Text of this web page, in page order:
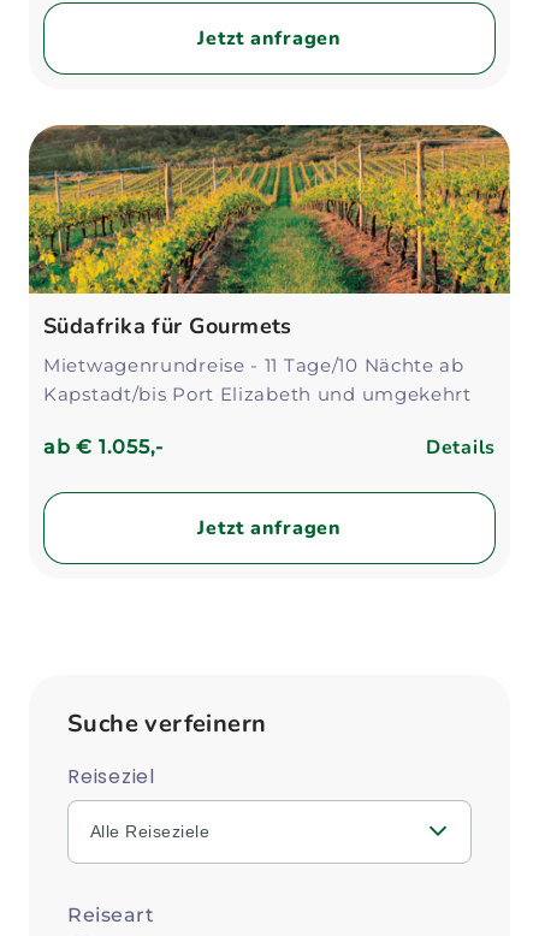
Jetzt anfragen
Südafrika für Gourmets
Mietwagenrundreise - 11 Tage/10 Nächte ab
Kapstadt/bis Port Elizabeth und umgekehrt
ab€ 1.055,- Details
Jetzt anfragen
Suche verfeinern
Reiseziel
Alle Reiseziele
Reiseart